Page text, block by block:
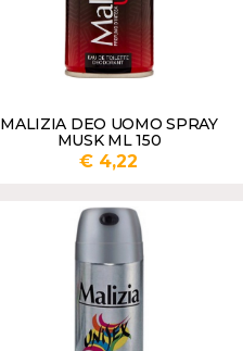
MALIZIA DEO UOMO SPRAY
MUSK ML 150
€ 4,22